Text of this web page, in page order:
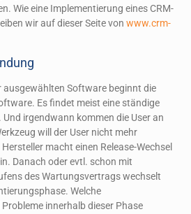
Wie eine Implementierung eines CRM-
wir auf dieser Seite von www.crm-
ausgewählten Software beginnt die
Es findet meist eine ständige
irgendwann kommen die User an
will der User nicht mehr
macht einen Release-Wechsel
Danach oder evtl. schon mit
des Wartungsvertrags wechselt
Welche
innerhalb dieser Phase